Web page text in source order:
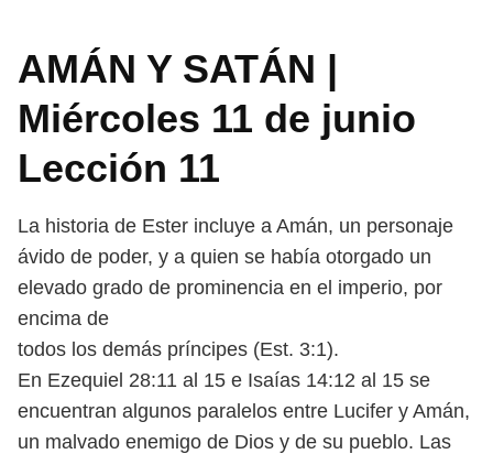
AMÁN Y SATÁN |
Miércoles 11 de junio
Lección 11
La historia de Ester incluye a Amán, un personaje
ávido de poder, y a quien se había otorgado un
elevado grado de prominencia en el imperio, por
encima de
todos los demás príncipes (Est. 3:1).
En Ezequiel 28:11 al 15 e Isaías 14:12 al 15 se
encuentran algunos paralelos entre Lucifer y Amán,
un malvado enemigo de Dios y de su pueblo. Las